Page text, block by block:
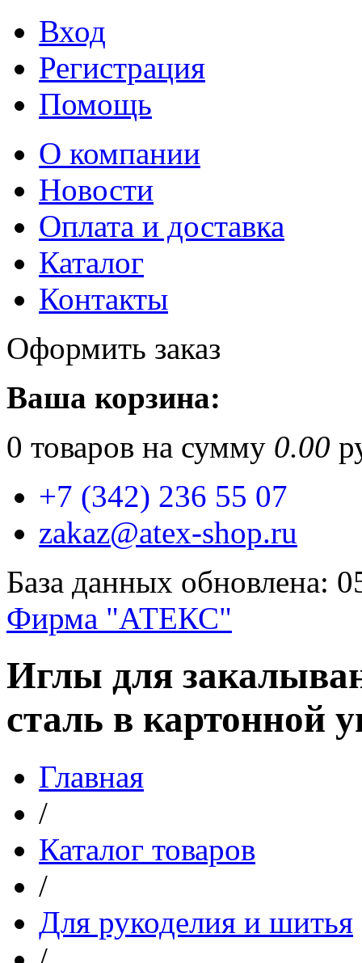
Вход
Регистрация
Помощь
О компании
Новости
Оплата и доставка
Каталог
Контакты
Оформить заказ
Ваша корзина:
0 товаров на сумму 0.00
+7 (342) 236 55 07
zakaz@atex-shop.ru
База данных обновлена:
Фирма "АТЕКС"
Иглы для
сталь в картонной
Главная
/
Каталог товаров
/
Для рукоделия и шитья